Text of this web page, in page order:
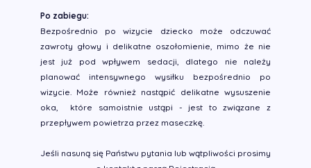
Po zabiegu:
Bezpośrednio po wizycie dziecko może odczuwać
zawroty głowy i delikatne oszołomienie, mimo że nie
jest już pod wpływem sedacji, dlatego nie należy
planować intensywnego wysiłku bezpośrednio po
wizycie. Może również nastąpić delikatne wysuszenie
oka, które samoistnie ustąpi - jest to związane z
przepływem powietrza przez maseczkę.
Jeśli nasuną się Państwu pytania lub wątpliwości prosimy